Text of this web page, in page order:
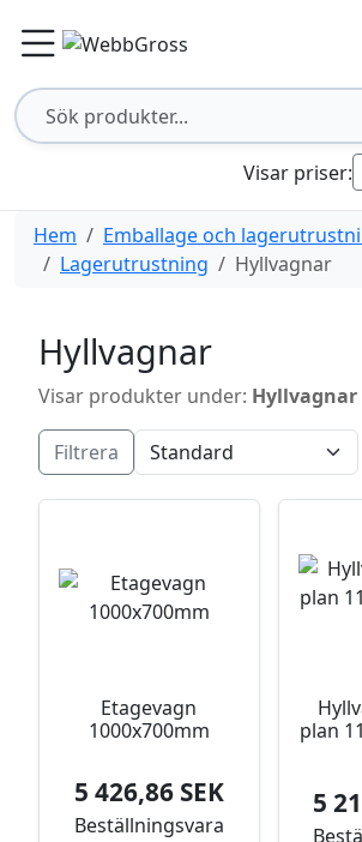
Visar priser:
Hem
Emballage och
Lagerutrustning
Hyllvagnar
Hyllvagnar
Visar produkter under: Hyllvagnar
Filtrera
Etagevagn
1000x700mm
5 426,86 SEK
Beställningsvara
plan
5